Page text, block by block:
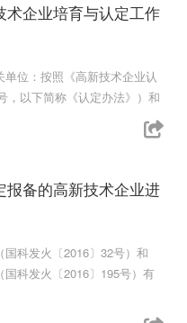
术企业培育与认定工作
位：按照《高新技术企业认
，以下简称《认定办法》）和
报备的高新技术企业进
科发火〔2016〕32号）和
国科发火〔2016〕195号）有